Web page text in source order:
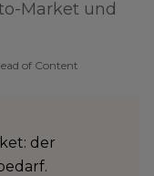
Market und
of Content
der